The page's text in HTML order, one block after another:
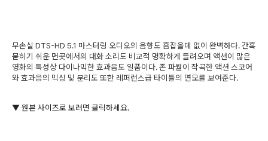
무손실 DTS-HD 5.1 마스터링 오디오의 음향도 흠잡을데 없이 완벽하다. 간혹
묻히기 쉬운 먼곳에서의 대화 소리도 비교적 명확하게 들려오며 액션이 많은
영화의 특성상 다이나믹한 효과음도 일품이다. 존 파월이 작곡한 액션 스코어
와 효과음의 믹싱 및 분리도 또한 레퍼런스급 타이틀의 면모를 보여준다.
▼ 원본 사이즈로 보려면 클릭하세요.